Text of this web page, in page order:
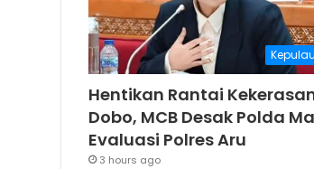
Hentikan Rantai
Dobo, MCB Desak Polda
Evaluasi Polres Aru
3 hours ago